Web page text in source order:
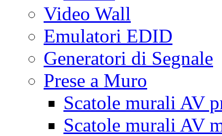
Video Wall
Emulatori EDID
Generatori di Segnale
Prese a Muro
Scatole murali AV
Scatole murali AV